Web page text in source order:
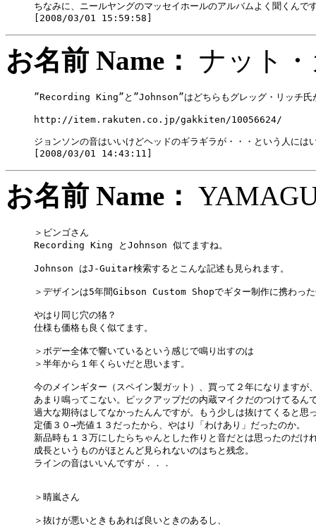
ちなみに、ニールヤングのマッセイホールのアルバムよく聞くん
お名前 Name： ナッ
”Recording King”と”Johnson”はどちらもグレッグ・リッチ氏
http://item.rakuten.co.jp/gakkiten/10056624/
ジョンソンの音はいいけどヘッドのギラギラが・・・という人には
お名前 Name：
＞ビンゴさん
Recording King とJohnson 似てますね。
Johnson はJ-Guitar検索するとこんな記述も見られます。
＞デザインは5年間Gibson Custom Shopでギター制作に携わっ
やはり同じ穴の狢？
仕様も価格も良く似てます。
＞ボデー全体で響いているという感じで鳴り出すのは
＞半年から１年くらいだと思います。
今のメインギター（スペイン製ガット）、買って２年になりますが
あまり鳴ってこない。ピックアップだの内蔵マイクだのつけてるん
過大な期待はしてなかったんんですが。もう少しは抜けてくると思
定価３０→売値１３だったから、やはり「わけあり」だったのか。
新品時も１３万にしたらちゃんとした作りと音だとは思ったのだけ
成長というものがほとんど見られないのはちと残念。
ラインの音はいいんですが．．．
＞晴嵐さん
＞抜けが悪いときもあれば良いときのあるし、